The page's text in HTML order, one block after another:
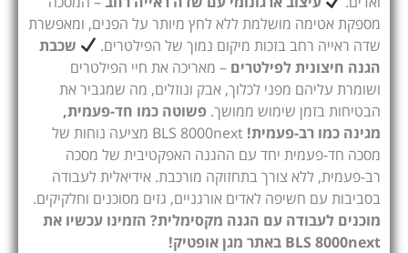
מספקת אטימה מושלמת ללא לחץ מיותר על הפנים, ומאפשרת
שדה ראייה רחב בזכות מיקום נמוך של הפילטרים.
שכבת
הגנה חיצונית לפילטרים – מאריכה את חיי הפילטרים
ושומרת עליהם מפני לכלוך, אבק ונוזלים, מה שמגביר את
הבטיחות בזמן שימוש ממושך. פשוטה כמו חד-פעמית,
מגינה כמו רב-פעמית!
BLS 8000next מציעה נוחות של
מסכה חד-פעמית יחד עם ההגנה האפקטיבית של מסכה
רב-פעמית, ללא צורך בתחזוקה מורכבת. אידיאלית לעבודה
בסביבות עם חשיפה לאדים אורגניים, גזים מסוכנים וחלקיקים.
מוכנים לעבודה עם הגנה מקסימלית? הזמינו עכשיו את
BLS 8000next באתר מגן אופטיק!